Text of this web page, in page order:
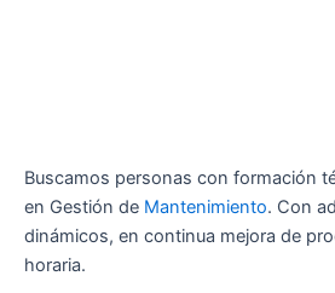
Buscamos personas con formación
en Gestión de Mantenimiento. Con
dinámicos, en continua mejora de
horaria.